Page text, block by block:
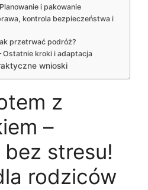
i pakowanie
kontrola bezpieczeństwa i
przetrwać podróż?
Ostatnie kroki i adaptacja
wnioski
z
–
stresu!
rodziców